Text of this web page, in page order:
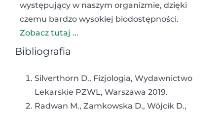
występujący w naszym organizmie, dzięki
czemu bardzo wysokiej biodostępności.
Zobacz tutaj ...
Bibliografia
Silverthorn D., Fizjologia, Wydawnictwo
Lekarskie PZWL, Warszawa 2019.
Radwan M., Zamkowska D., Wójcik D.,